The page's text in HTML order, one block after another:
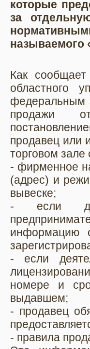
которые
за
называемого
Как
областного
федеральным
продажи
продавец или
торговом
- фирменное
(адрес) и
вывеске;
- если
информацию
- если
номере и
выдавшем;
- продавец
- правила